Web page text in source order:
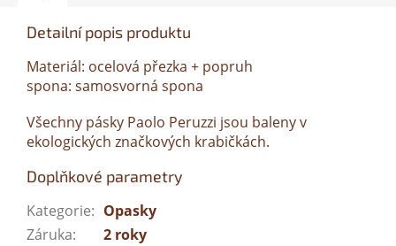
Detailní popis produktu
Materiál: ocelová přezka + popruh
spona: samosvorná spona
Všechny pásky Paolo Peruzzi jsou baleny v
ekologických značkových krabičkách.
Doplňkové parametry
Kategorie: Opasky
Záruka:
2 roky